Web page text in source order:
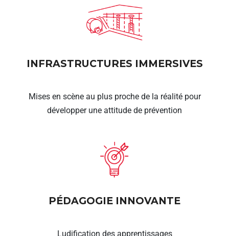
INFRASTRUCTURES IMMERSIVES
Mises en scène au plus proche de la réalité pour
développer une attitude de prévention
PÉDAGOGIE INNOVANTE
Ludification des apprentissages